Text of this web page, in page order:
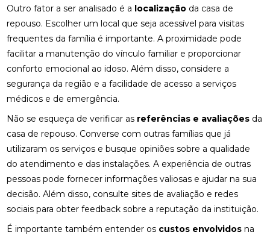
Outro fator a ser analisado é a localização da casa de
repouso. Escolher um local que seja acessível para visitas
frequentes da família é importante. A proximidade pode
facilitar a manutenção do vínculo familiar e proporcionar
conforto emocional ao idoso. Além disso, considere a
segurança da região e a facilidade de acesso a serviços
médicos e de emergência.
Não se esqueça de verificar as referências e avaliações da
casa de repouso. Converse com outras famílias que já
utilizaram os serviços e busque opiniões sobre a qualidade
do atendimento e das instalações. A experiência de outras
pessoas pode fornecer informações valiosas e ajudar na sua
decisão. Além disso, consulte sites de avaliação e redes
sociais para obter feedback sobre a reputação da instituição.
É importante também entender os custos envolvidos na